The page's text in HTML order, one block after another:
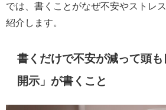
では、書くことがなぜ不安やストレ
紹介します。
書くだけで不安が減って頭
開示」が書くこと